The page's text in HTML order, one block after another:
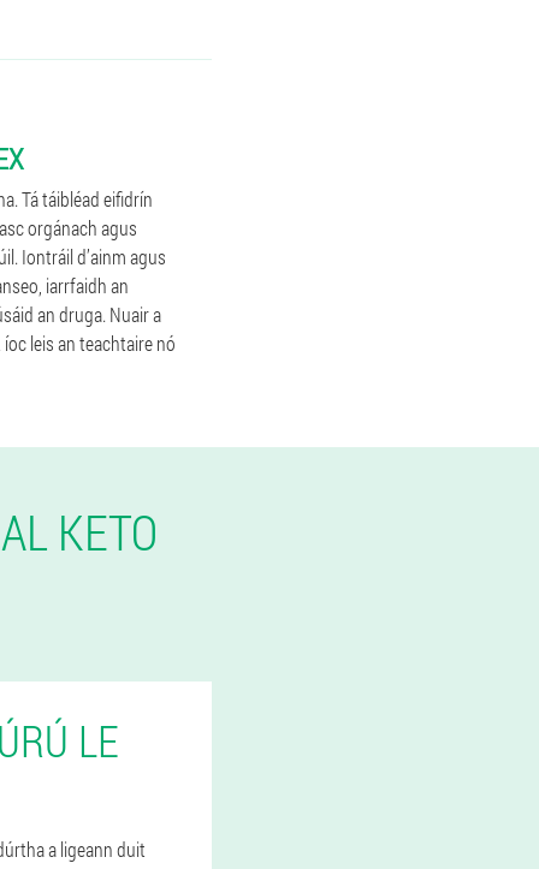
Tá táibléad eifidrín
orgánach agus
Iontráil d’ainm agus
iarrfaidh an
an druga. Nuair a
leis an teachtaire nó
KETO
LE
a ligeann duit